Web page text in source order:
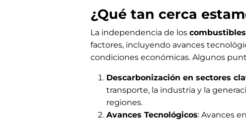
¿Qué tan cerca
La independencia de los
factores, incluyendo avances
condiciones económicas. Algunos
Descarbonización en sectores
transporte, la industria y la
regiones.
Avances Tecnológicos: Avances